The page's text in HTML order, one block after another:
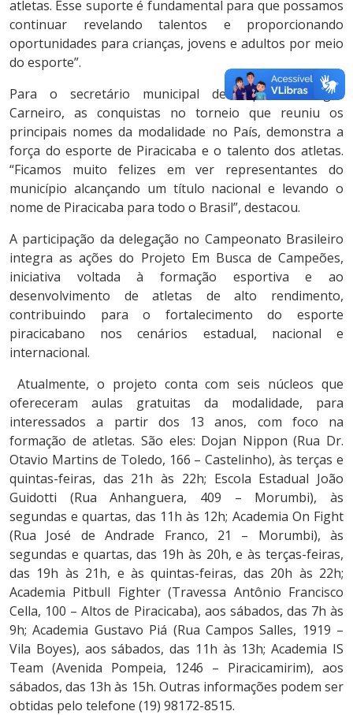
atletas. Esse suporte é fundamental para que possamos
continuar revelando talentos e proporcionando
oportunidades para crianças, jovens e adultos por meio
do esporte”.
Para o secretário municipal de Esportes, Roger
Carneiro, as conquistas no torneio que reuniu os
principais nomes da modalidade no País, demonstra a
força do esporte de Piracicaba e o talento dos atletas.
“Ficamos muito felizes em ver representantes do
município alcançando um título nacional e levando o
nome de Piracicaba para todo o Brasil”, destacou.
A participação da delegação no Campeonato Brasileiro
integra as ações do Projeto Em Busca de Campeões,
iniciativa voltada à formação esportiva e ao
desenvolvimento de atletas de alto rendimento,
contribuindo para o fortalecimento do esporte
piracicabano nos cenários estadual, nacional e
internacional.
Atualmente, o projeto conta com seis núcleos que
ofereceram aulas gratuitas da modalidade, para
interessados a partir dos 13 anos, com foco na
formação de atletas. São eles: Dojan Nippon (Rua Dr.
Otavio Martins de Toledo, 166 – Castelinho), às terças e
quintas-feiras, das 21h às 22h; Escola Estadual João
Guidotti (Rua Anhanguera, 409 – Morumbi), às
segundas e quartas, das 11h às 12h; Academia On Fight
(Rua José de Andrade Franco, 21 – Morumbi), às
segundas e quartas, das 19h às 20h, e às terças-feiras,
das 19h às 21h, e às quintas-feiras, das 20h às 22h;
Academia Pitbull Fighter (Travessa Antônio Francisco
Cella, 100 – Altos de Piracicaba), aos sábados, das 7h às
9h; Academia Gustavo Piá (Rua Campos Salles, 1919 –
Vila Boyes), aos sábados, das 11h às 13h; Academia IS
Team (Avenida Pompeia, 1246 – Piracicamirim), aos
sábados, das 13h às 15h. Outras informações podem ser
obtidas pelo telefone (19) 98172-8515.